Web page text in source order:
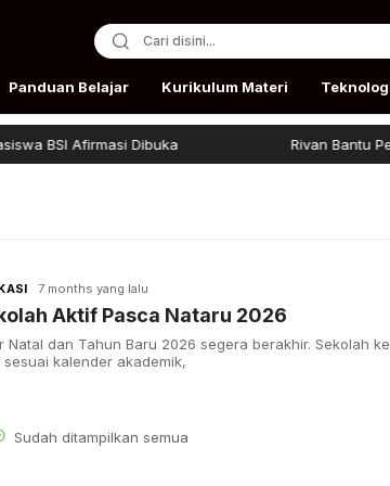
Panduan Belajar Kurikulum Materi
BSI Afirmasi Dibuka Rivan Bantu
7 months yang lalu
Aktif Pasca Nataru 2026
Natal dan Tahun Baru 2026 segera berakhir. Sekolah
sesuai kalender akademik,
Sudah ditampilkan semua